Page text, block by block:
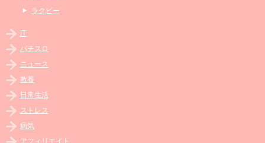
ラクビー
IT
パチスロ
ニュース
教養
日常生活
ストレス
病気
アフィリエイト